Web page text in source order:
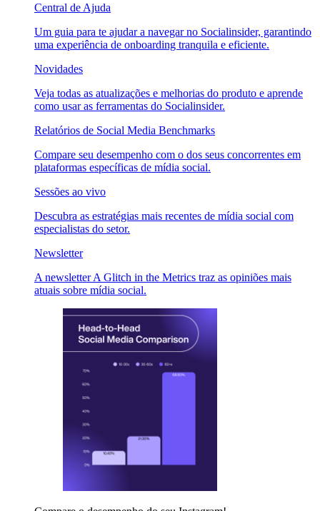
Central de Ajuda
Um guia para te ajudar a navegar no Socialinsider, garantindo
uma experiência de onboarding tranquila e eficiente.
Novidades
Veja todas as atualizações e melhorias do produto e aprende
como usar as ferramentas do Socialinsider.
Relatórios de Social Media Benchmarks
Compare seu desempenho com o dos seus concorrentes em
plataformas específicas de mídia social.
Sessões ao vivo
Descubra as estratégias mais recentes de mídia social com
especialistas do setor.
Newsletter
A newsletter A Glitch in the Metrics traz as opiniões mais
atuais sobre mídia social.